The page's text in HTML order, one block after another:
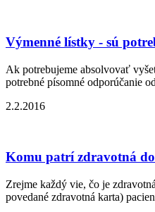
Výmenné lístky - sú
Ak potrebujeme absolvovať
potrebné písomné odporúčanie
2.2.2016
Komu patrí zdravotná
Zrejme každý vie, čo je
povedané zdravotná karta)